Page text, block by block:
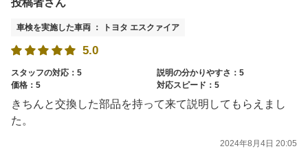
投稿者さん
車検を実施した車両 ： トヨタ エスクァイア
5.0
スタッフの対応：5
説明の分かりやすさ：5
価格：5
対応スピード：5
きちんと交換した部品を持って来て説明してもらえまし
た。
2024年8月4日 20:05